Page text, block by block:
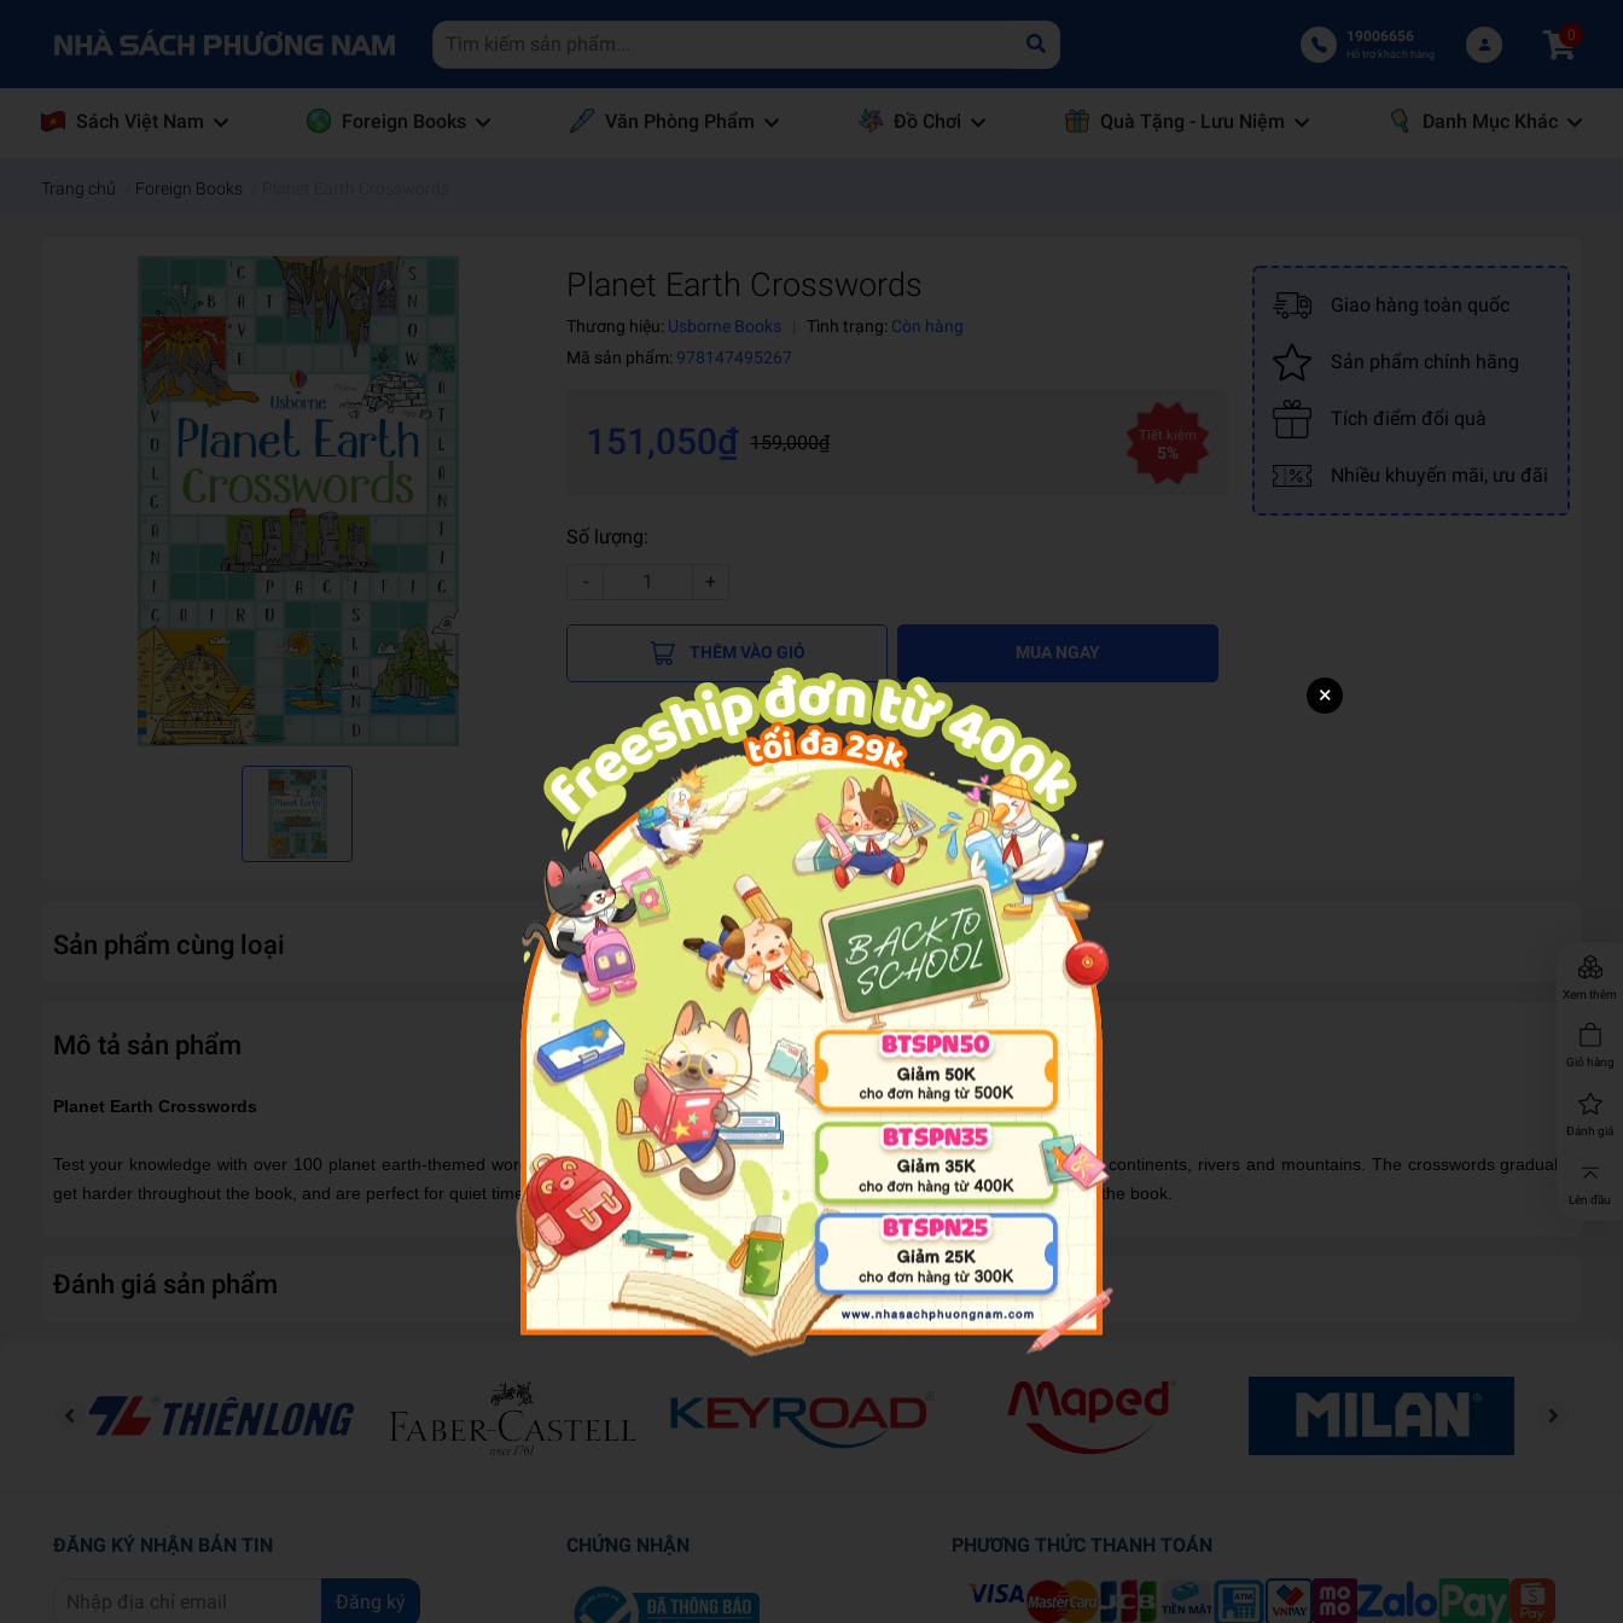
19006656
Hỗ trợ khách hàng
0
Sách Việt Nam Foreign Books Văn Phòng Phẩm Đồ Chơi Quà Tặng - Lưu Niệm Danh Mục Khác
Xem thêm
Giỏ hàng
Đánh giá
Lên đầu
Trang chủ Foreign Books
Planet Earth Crosswords
Thương hiệu: Usborne Books Tình trạng: Còn hàng
Mã sản phẩm: 978147495267
151,050₫ 159,000₫ Tiết kiệm
5%
Số lượng:
-
+
THÊM VÀO GIỎ MUA NGAY
Giao hàng toàn quốc
Sản phẩm chính hãng
Tích điểm đổi quà
Nhiều khuyến mãi, ưu đãi
Sản phẩm cùng loại
Mô tả sản phẩm
Planet Earth Crosswords
Test your knowledge with over 100 planet earth-themed wordsearches, covering everything from animals and plants to cities, countries, continents, rivers and mountains. The crosswords gradually
get harder throughout the book, and are perfect for quiet times alone or playing with friends and family. All the answers are at the back of the book.
Đánh giá sản phẩm
ĐĂNG KÝ NHẬN BẢN TIN
Đăng ký
CHỨNG NHẬN PHƯƠNG THỨC THANH TOÁN
×